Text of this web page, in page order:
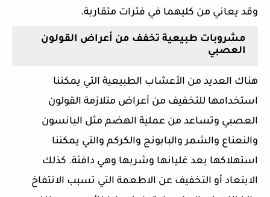
وقد يعاني من كليهما في فترات متقاربة.
مشروبات طبيعية تخفف من أعراض القولون
العصبي
هناك العديد من الأعشاب الطبيعية التي يمكننا
استخدامها للتخفيف من أعراض متلازمة القولون
العصبي وتساعد من عملية الهضم مثل اليانسون
والنعناع والشمر والبابونج والكركم والتي يمكننا
استهلاكها بعد غليانها وشربها وهي دافئة. كذلك
الابتعاد أو التخفيف عن الاطعمة التي تسبب الانتفاخ